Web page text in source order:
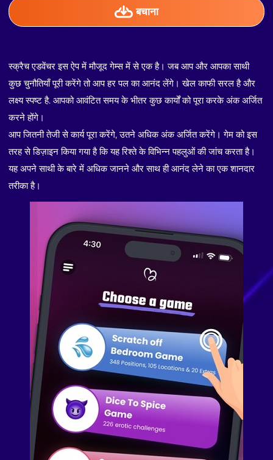
बचाना
स्क्रैच एडवेंचर इस ऐप में मौजूद गेम्स में से एक है। जब आप और आपका साथी
कुछ चुनौतियाँ पूरी करेंगे तो आप हर पल का आनंद लेंगे। खेल काफी सरल है और
लक्ष्य स्पष्ट है. आपको आवंटित समय के भीतर कुछ कार्यों को पूरा करके अंक अर्जित
करने होंगे।
आप जितनी तेजी से कार्य पूरा करेंगे, उतने अधिक अंक अर्जित करेंगे। गेम को इस
तरह से डिज़ाइन किया गया है कि यह रिश्ते के विभिन्न पहलुओं की जांच करता है।
यह अपने साथी के बारे में अधिक जानने और साथ ही आनंद लेने का एक शानदार
तरीका है।